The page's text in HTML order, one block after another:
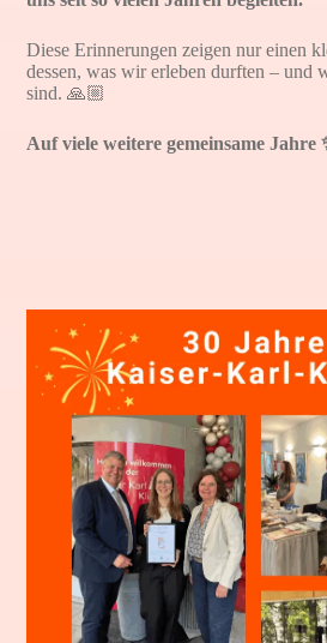
Diese Erinnerungen zeigen nur einen
dessen, was wir erleben durften – und
sind. 🙏🏼
Auf viele weitere gemeinsame Jahre